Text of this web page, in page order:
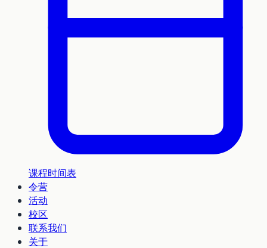
课程时间表
令营
活动
校区
联系我们
关于